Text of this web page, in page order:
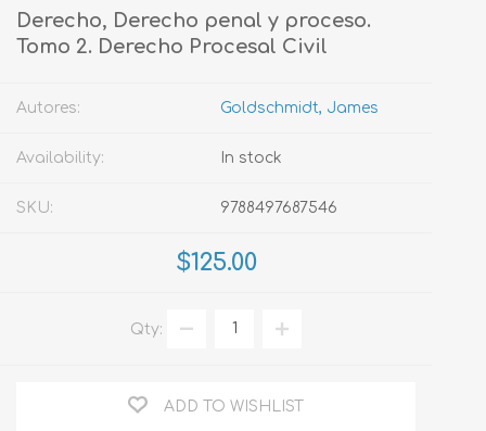
Derecho, Derecho penal y proceso.
Tomo 2. Derecho Procesal Civil
Autores: Goldschmidt, James
Availability: In stock
SKU: 9788497687546
$125.00
Qty:
ADD TO WISHLIST